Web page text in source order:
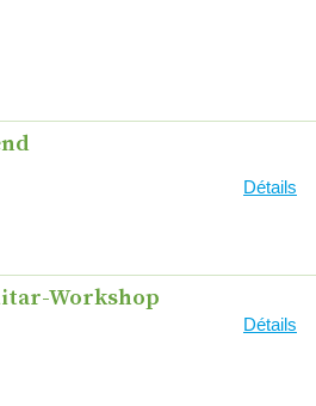
Détails
Workshop
Détails